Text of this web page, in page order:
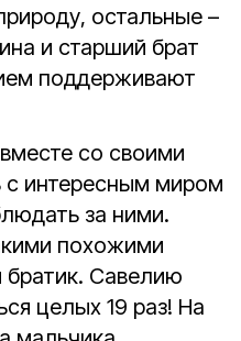
остальные –
и старший брат
поддерживают
со своими
с интересным миром
за ними.
похожими
братик. Савелию
целых 19 раз! На